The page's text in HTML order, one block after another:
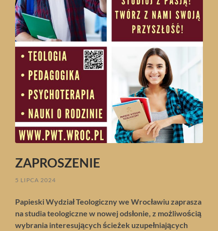
ZAPROSZENIE
5 LIPCA 2024
Papieski Wydział Teologiczny we Wrocławiu zaprasza
na studia teologiczne w nowej odsłonie, z możliwością
wybrania interesujących ścieżek uzupełniających